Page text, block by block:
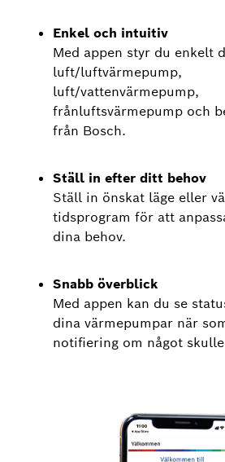
Enkel och intuitiv
Med appen styr du enkelt
luft/luftvärmepump,
luft/vattenvärmepump,
frånluftsvärmepump och
från Bosch.
Ställ in efter ditt behov
Ställ in önskat läge eller
tidsprogram för att
dina behov.
Snabb överblick
Med appen kan du se
dina värmepumpar när
notifiering om något